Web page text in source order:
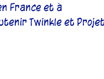
France et à
Twinkle et